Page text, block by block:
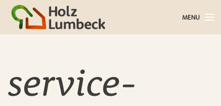
MENU
Bauholz
service-